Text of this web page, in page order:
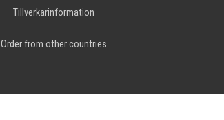
Tillverkarinformation
Order from other countries